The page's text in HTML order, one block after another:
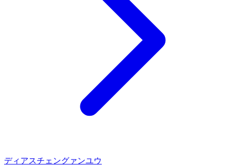
ディアスチェングァンユウ